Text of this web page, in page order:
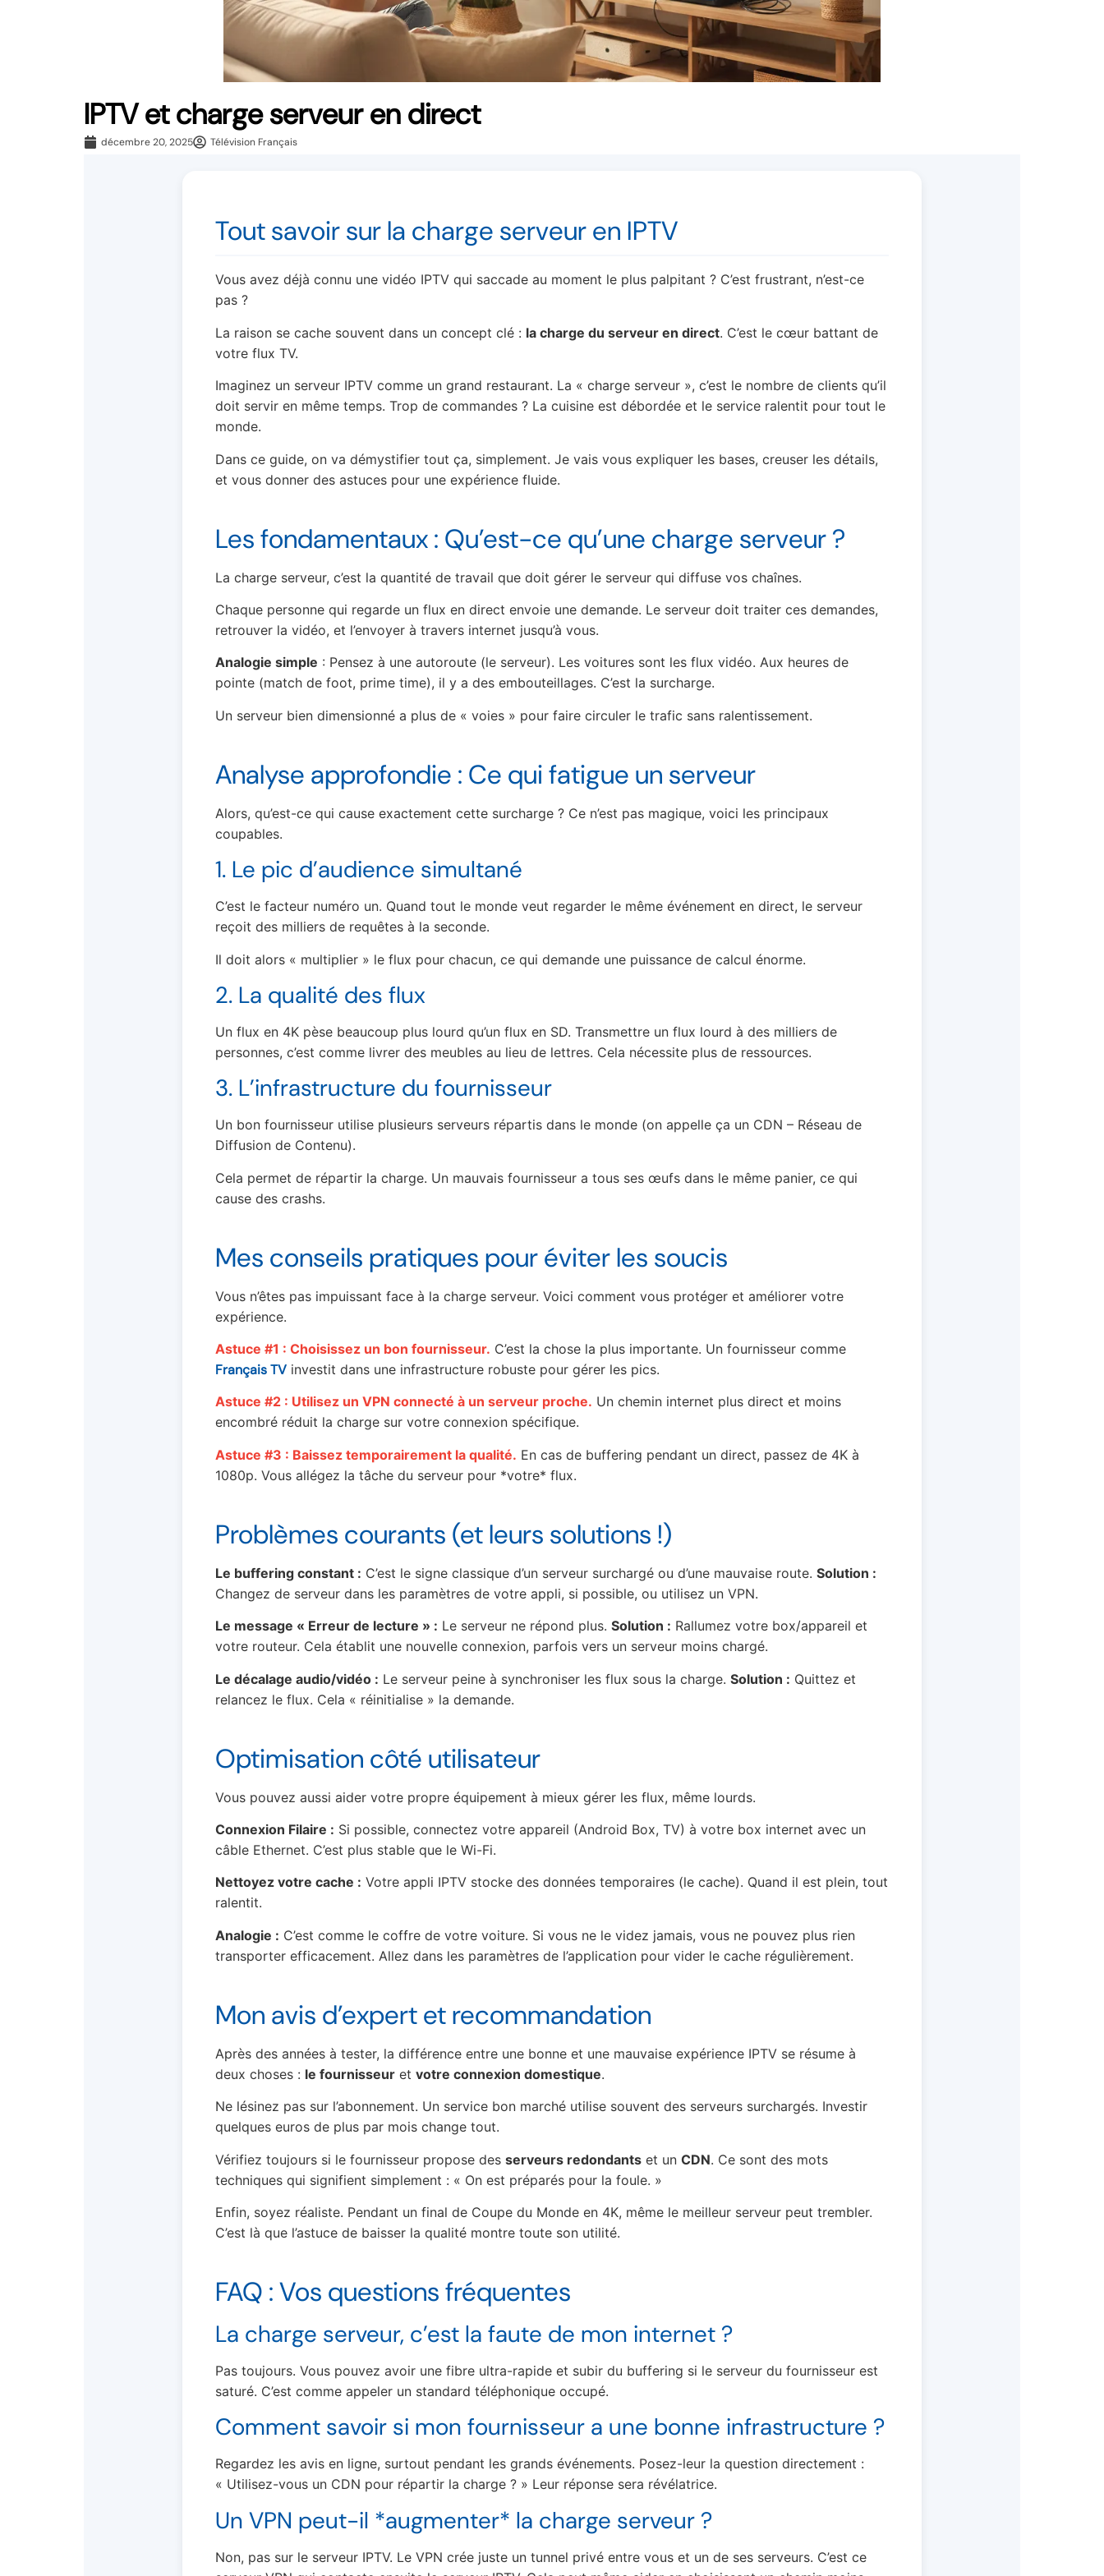
IPTV et charge serveur en direct
décembre 20, 2025 Télévision Français
Tout savoir sur la charge serveur en IPTV
Vous avez déjà connu une vidéo IPTV qui saccade au moment le plus palpitant ? C’est frustrant, n’est-ce
pas ?
La raison se cache souvent dans un concept clé : la charge du serveur en direct. C’est le cœur battant de
votre flux TV.
Imaginez un serveur IPTV comme un grand restaurant. La « charge serveur », c’est le nombre de clients qu’il
doit servir en même temps. Trop de commandes ? La cuisine est débordée et le service ralentit pour tout le
monde.
Dans ce guide, on va démystifier tout ça, simplement. Je vais vous expliquer les bases, creuser les détails,
et vous donner des astuces pour une expérience fluide.
Les fondamentaux : Qu’est-ce qu’une charge serveur ?
La charge serveur, c’est la quantité de travail que doit gérer le serveur qui diffuse vos chaînes.
Chaque personne qui regarde un flux en direct envoie une demande. Le serveur doit traiter ces demandes,
retrouver la vidéo, et l’envoyer à travers internet jusqu’à vous.
Analogie simple : Pensez à une autoroute (le serveur). Les voitures sont les flux vidéo. Aux heures de
pointe (match de foot, prime time), il y a des embouteillages. C’est la surcharge.
Un serveur bien dimensionné a plus de « voies » pour faire circuler le trafic sans ralentissement.
Analyse approfondie : Ce qui fatigue un serveur
Alors, qu’est-ce qui cause exactement cette surcharge ? Ce n’est pas magique, voici les principaux
coupables.
1. Le pic d’audience simultané
C’est le facteur numéro un. Quand tout le monde veut regarder le même événement en direct, le serveur
reçoit des milliers de requêtes à la seconde.
Il doit alors « multiplier » le flux pour chacun, ce qui demande une puissance de calcul énorme.
2. La qualité des flux
Un flux en 4K pèse beaucoup plus lourd qu’un flux en SD. Transmettre un flux lourd à des milliers de
personnes, c’est comme livrer des meubles au lieu de lettres. Cela nécessite plus de ressources.
3. L’infrastructure du fournisseur
Un bon fournisseur utilise plusieurs serveurs répartis dans le monde (on appelle ça un CDN – Réseau de
Diffusion de Contenu).
Cela permet de répartir la charge. Un mauvais fournisseur a tous ses œufs dans le même panier, ce qui
cause des crashs.
Mes conseils pratiques pour éviter les soucis
Vous n’êtes pas impuissant face à la charge serveur. Voici comment vous protéger et améliorer votre
expérience.
Astuce #1 : Choisissez un bon fournisseur. C’est la chose la plus importante. Un fournisseur comme
Français TV investit dans une infrastructure robuste pour gérer les pics.
Astuce #2 : Utilisez un VPN connecté à un serveur proche. Un chemin internet plus direct et moins
encombré réduit la charge sur votre connexion spécifique.
Astuce #3 : Baissez temporairement la qualité. En cas de buffering pendant un direct, passez de 4K à
1080p. Vous allégez la tâche du serveur pour *votre* flux.
Problèmes courants (et leurs solutions !)
Le buffering constant : C’est le signe classique d’un serveur surchargé ou d’une mauvaise route. Solution :
Changez de serveur dans les paramètres de votre appli, si possible, ou utilisez un VPN.
Le message « Erreur de lecture » : Le serveur ne répond plus. Solution : Rallumez votre box/appareil et
votre routeur. Cela établit une nouvelle connexion, parfois vers un serveur moins chargé.
Le décalage audio/vidéo : Le serveur peine à synchroniser les flux sous la charge. Solution : Quittez et
relancez le flux. Cela « réinitialise » la demande.
Optimisation côté utilisateur
Vous pouvez aussi aider votre propre équipement à mieux gérer les flux, même lourds.
Connexion Filaire : Si possible, connectez votre appareil (Android Box, TV) à votre box internet avec un
câble Ethernet. C’est plus stable que le Wi-Fi.
Nettoyez votre cache : Votre appli IPTV stocke des données temporaires (le cache). Quand il est plein, tout
ralentit.
Analogie : C’est comme le coffre de votre voiture. Si vous ne le videz jamais, vous ne pouvez plus rien
transporter efficacement. Allez dans les paramètres de l’application pour vider le cache régulièrement.
Mon avis d’expert et recommandation
Après des années à tester, la différence entre une bonne et une mauvaise expérience IPTV se résume à
deux choses : le fournisseur et votre connexion domestique.
Ne lésinez pas sur l’abonnement. Un service bon marché utilise souvent des serveurs surchargés. Investir
quelques euros de plus par mois change tout.
Vérifiez toujours si le fournisseur propose des serveurs redondants et un CDN. Ce sont des mots
techniques qui signifient simplement : « On est préparés pour la foule. »
Enfin, soyez réaliste. Pendant un final de Coupe du Monde en 4K, même le meilleur serveur peut trembler.
C’est là que l’astuce de baisser la qualité montre toute son utilité.
FAQ : Vos questions fréquentes
La charge serveur, c’est la faute de mon internet ?
Pas toujours. Vous pouvez avoir une fibre ultra-rapide et subir du buffering si le serveur du fournisseur est
saturé. C’est comme appeler un standard téléphonique occupé.
Comment savoir si mon fournisseur a une bonne infrastructure ?
Regardez les avis en ligne, surtout pendant les grands événements. Posez-leur la question directement :
« Utilisez-vous un CDN pour répartir la charge ? » Leur réponse sera révélatrice.
Un VPN peut-il *augmenter* la charge serveur ?
Non, pas sur le serveur IPTV. Le VPN crée juste un tunnel privé entre vous et un de ses serveurs. C’est ce